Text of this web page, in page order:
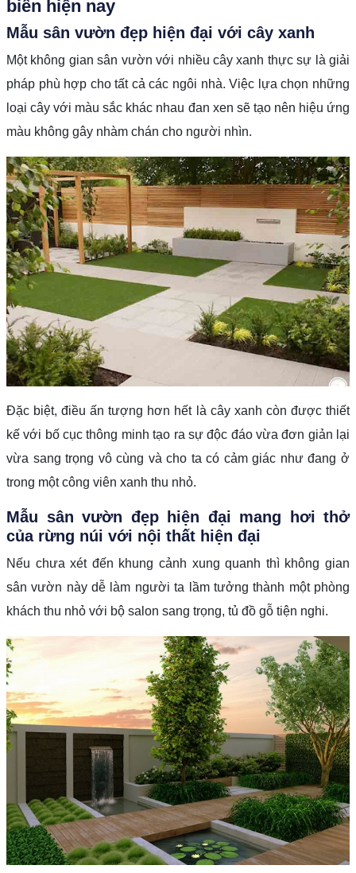
biến hiện nay
Mẫu sân vườn đẹp hiện đại với cây xanh
Một không gian sân vườn với nhiều cây xanh thực sự là giải
pháp phù hợp cho tất cả các ngôi nhà. Việc lựa chọn những
loại cây với màu sắc khác nhau đan xen sẽ tạo nên hiệu ứng
màu không gây nhàm chán cho người nhìn.
Đặc biệt, điều ấn tượng hơn hết là cây xanh còn được thiết
kế với bố cục thông minh tạo ra sự độc đáo vừa đơn giản lại
vừa sang trọng vô cùng và cho ta có cảm giác như đang ở
trong một công viên xanh thu nhỏ.
Mẫu sân vườn đẹp hiện đại mang hơi thở
của rừng núi với nội thất hiện đại
Nếu chưa xét đến khung cảnh xung quanh thì không gian
sân vườn này dễ làm người ta lầm tưởng thành một phòng
khách thu nhỏ với bộ salon sang trọng, tủ đồ gỗ tiện nghi.